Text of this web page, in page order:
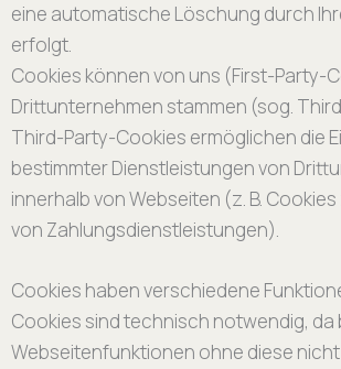
eine automatische Löschung durch
erfolgt.
Cookies können von uns (First-Party-
Drittunternehmen stammen (sog.
Third-Party-Cookies ermöglichen die
bestimmter Dienstleistungen von
innerhalb von Webseiten (z. B.
von Zahlungsdienstleistungen).
Cookies haben verschiedene
Cookies sind technisch notwendig, da
Webseitenfunktionen ohne diese